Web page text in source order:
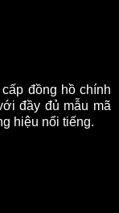
đồng hồ chính
đầy đủ mẫu mã
hiệu nổi tiếng.